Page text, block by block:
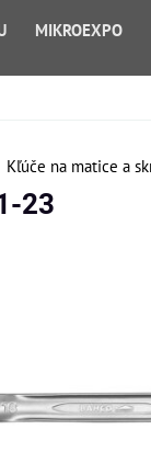
MIKROEXPO
Kľúče na matice a
23